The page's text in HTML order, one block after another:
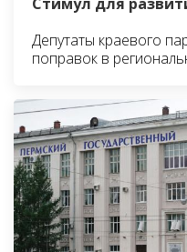
Депутаты краевого
поправок в